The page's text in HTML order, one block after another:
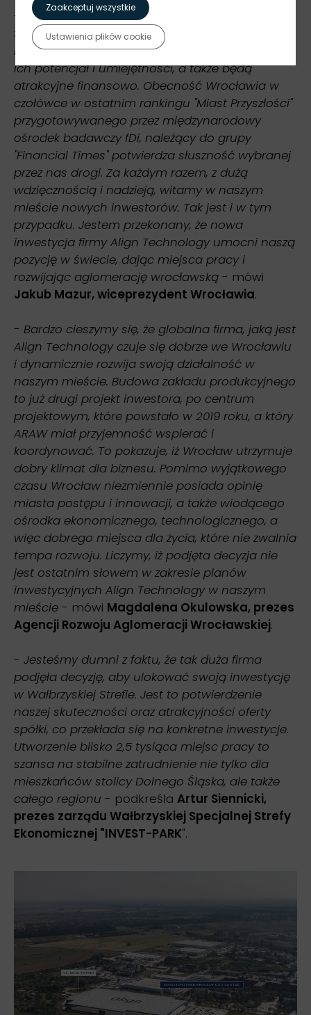
-
Jako miasto nieustannie stawiamy na
tworzenie dobrych miejsc pracy, czyli takich,
które pozwolą mieszkańcom w pełni wykorzystać
ich potencjał i umiejętności, a także będą
atrakcyjne finansowo. Obecność Wrocławia w
czołówce w ostatnim rankingu "Miast Przyszłości"
przygotowywanego przez międzynarodowy
ośrodek badawczy fDi, należący do grupy
"Financial Times" potwierdza słuszność wybranej
przez nas drogi. Za każdym razem, z dużą
wdzięcznością i nadzieją, witamy w naszym
mieście nowych inwestorów. Tak jest i w tym
przypadku. Jestem przekonany, że nowa
inwestycja firmy Align Technology umocni naszą
pozycję w świecie, dając miejsca pracy i
rozwijając aglomerację wrocławską - mówi
Jakub Mazur, wiceprezydent Wrocławia.
- Bardzo cieszymy się, że globalna firma, jaką jest
Align Technology czuje się dobrze we Wrocławiu
i dynamicznie rozwija swoją działalność w
naszym mieście. Budowa zakładu produkcyjnego
to już drugi projekt inwestora, po centrum
projektowym, które powstało w 2019 roku, a który
ARAW miał przyjemność wspierać i
koordynować. To pokazuje, iż Wrocław utrzymuje
dobry klimat dla biznesu. Pomimo wyjątkowego
czasu Wrocław niezmiennie posiada opinię
miasta postępu i innowacji, a także wiodącego
ośrodka ekonomicznego, technologicznego, a
więc dobrego miejsca dla życia, które nie zwalnia
tempa rozwoju. Liczymy, iż podjęta decyzja nie
jest ostatnim słowem w zakresie planów
inwestycyjnych Align Technology w naszym
mieście - mówi Magdalena Okulowska, prezes
Agencji Rozwoju Aglomeracji Wrocławskiej.
- Jesteśmy dumni z faktu, że tak duża firma
podjęła decyzję, aby ulokować swoją inwestycję
w Wałbrzyskiej Strefie. Jest to potwierdzenie
naszej skuteczności oraz atrakcyjności oferty
spółki, co przekłada się na konkretne inwestycje.
Utworzenie blisko 2,5 tysiąca miejsc pracy to
szansa na stabilne zatrudnienie nie tylko dla
mieszkańców stolicy Dolnego Śląska, ale także
całego regionu - podkreśla Artur Siennicki,
prezes zarządu Wałbrzyskiej Specjalnej Strefy
Ekonomicznej "INVEST-PARK".
Zaakceptuj wszystkie
Ustawienia plików cookie